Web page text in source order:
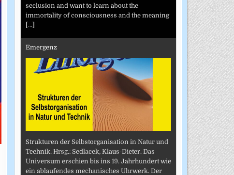
seclusion and want to learn about the
immortality of consciousness and the meaning
[...]
Emergenz
Strukturen der Selbstorganisation in Natur und
Technik. Hrsg.: Sedlacek, Klaus-Dieter. Das
Universum erschien bis ins 19. Jahrhundert wie
ein ablaufendes mechanisches Uhrwerk. Der